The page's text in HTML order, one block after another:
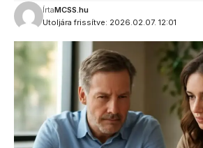
Utoljára frissítve: 2026.02.07. 12:01
ÍrtaMCSS.hu